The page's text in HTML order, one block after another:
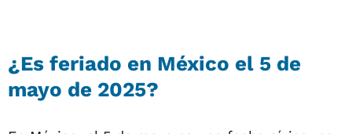
¿Es feriado en México el 5 de
mayo de 2025?